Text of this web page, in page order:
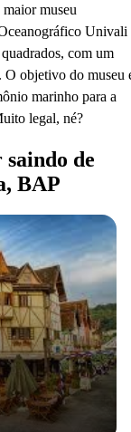
museu
Univali
com um
O objetivo do museu
marinho para a
legal, né?
de
BAP